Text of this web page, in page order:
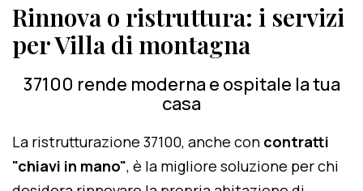
Rinnova o ristruttura: i servizi
per Villa di montagna
37100 rende moderna e ospitale la tua
casa
La ristrutturazione 37100, anche con contratti
"chiavi in mano", è la migliore soluzione per chi